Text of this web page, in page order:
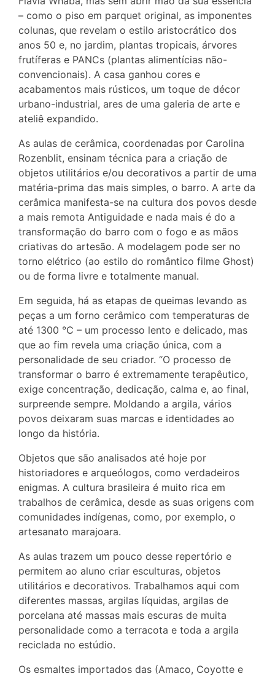
– como o piso em parquet original, as imponentes
colunas, que revelam o estilo aristocrático dos
anos 50 e, no jardim, plantas tropicais, árvores
frutíferas e PANCs (plantas alimentícias não-
convencionais). A casa ganhou cores e
acabamentos mais rústicos, um toque de décor
urbano-industrial, ares de uma galeria de arte e
ateliê expandido.
As aulas de cerâmica, coordenadas por Carolina
Rozenblit, ensinam técnica para a criação de
objetos utilitários e/ou decorativos a partir de uma
matéria-prima das mais simples, o barro. A arte da
cerâmica manifesta-se na cultura dos povos desde
a mais remota Antiguidade e nada mais é do a
transformação do barro com o fogo e as mãos
criativas do artesão. A modelagem pode ser no
torno elétrico (ao estilo do romântico filme Ghost)
ou de forma livre e totalmente manual.
Em seguida, há as etapas de queimas levando as
peças a um forno cerâmico com temperaturas de
até 1300 °C – um processo lento e delicado, mas
que ao fim revela uma criação única, com a
personalidade de seu criador. “O processo de
transformar o barro é extremamente terapêutico,
exige concentração, dedicação, calma e, ao final,
surpreende sempre. Moldando a argila, vários
povos deixaram suas marcas e identidades ao
longo da história.
Objetos que são analisados até hoje por
historiadores e arqueólogos, como verdadeiros
enigmas. A cultura brasileira é muito rica em
trabalhos de cerâmica, desde as suas origens com
comunidades indígenas, como, por exemplo, o
artesanato marajoara.
As aulas trazem um pouco desse repertório e
permitem ao aluno criar esculturas, objetos
utilitários e decorativos. Trabalhamos aqui com
diferentes massas, argilas líquidas, argilas de
porcelana até massas mais escuras de muita
personalidade como a terracota e toda a argila
reciclada no estúdio.
Os esmaltes importados das (Amaco, Coyotte e